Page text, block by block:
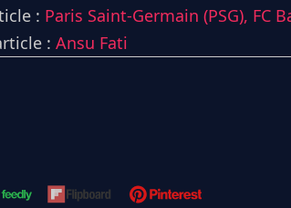
: Paris Saint-Germain (PSG), FC
: Ansu Fati